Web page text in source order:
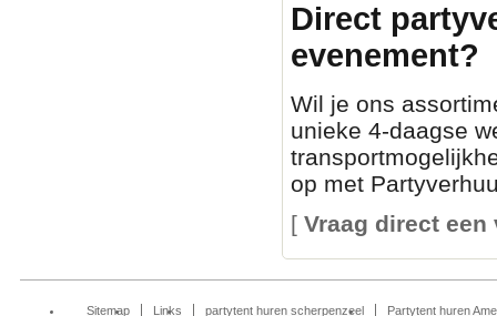
Direct
evenement?
Wil je ons
unieke 4-daagse
op met
[ Vraag direct
Sitemap Links partytent huren scherpenzeel
Partytent huren